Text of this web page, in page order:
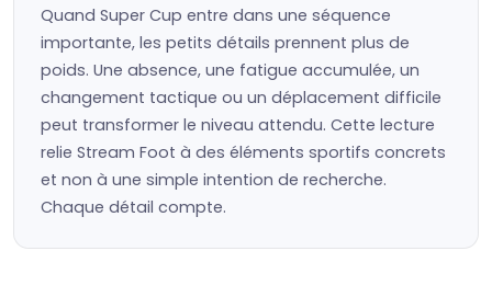
Quand Super Cup entre dans une séquence
importante, les petits détails prennent plus de
poids. Une absence, une fatigue accumulée, un
changement tactique ou un déplacement difficile
peut transformer le niveau attendu. Cette lecture
relie Stream Foot à des éléments sportifs concrets
et non à une simple intention de recherche.
Chaque détail compte.